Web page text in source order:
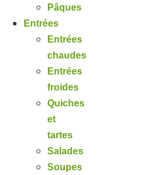
Pâques
Entrées
Entrées
chaudes
Entrées
froides
Quiches
et
tartes
Salades
Soupes